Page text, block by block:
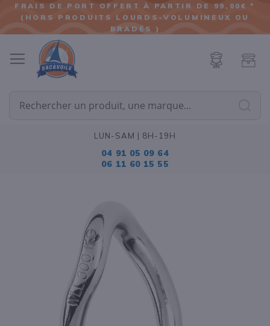
ALLER
AU
FRAIS DE PORT OFFERT À PARTIR DE 99,00€ *
(HORS PRODUITS LOURDS-VOLUMINEUX OU
BRADÉS )
LUN-SAM | 8H-19H
04 91 05 09 64
06 11 60 15 55